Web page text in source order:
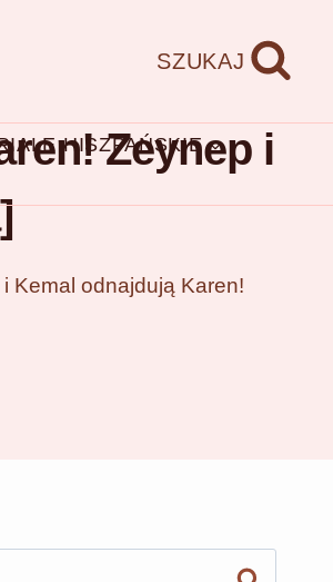
SZUKAJ
HISZPAŃSKIE
Zeynep i
Kemal odnajdują Karen!